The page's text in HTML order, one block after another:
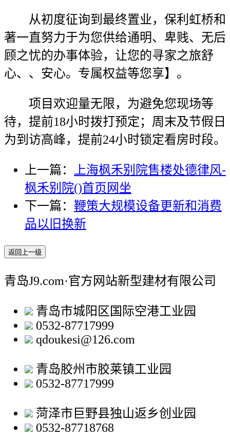
从初度征询到最终置业，保利虹桥和
著一直努力于为您供给通明、卑贱、无后
顾之忧的办事体验，让您的寻家之旅舒
心、、安心。专属权益等您享】。
项目欢迎量无限，为避免您现场等
待，提前18小时拨打预定；周末及节假日
为到访高峰，提前24小时锁定看房时段。
上一篇：
上海枫禾别院售楼处德律风-
枫禾别院()首页网坐
下一篇： 鞭策大规模设备更新和消费
品以旧换新
返回上一级
青岛J9.com·官方网站新型建材有限公司
青岛市城阳区国际空港工业园
0532-87717999
qdoukesi@126.com
青岛胶州市胶莱镇工业园
0532-87717999
菏泽市巨野县独山返乡创业园
0532-87718768